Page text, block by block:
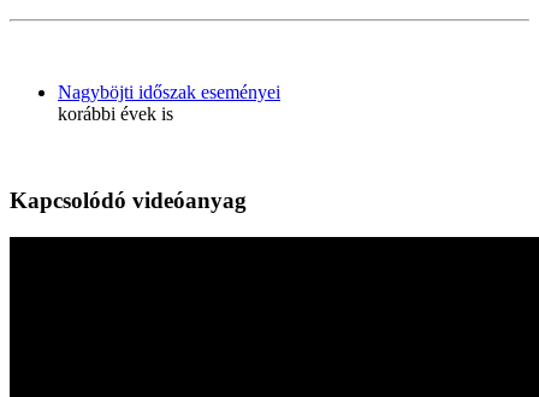
Nagyböjti időszak eseményei
korábbi évek is
Kapcsolódó videóanyag